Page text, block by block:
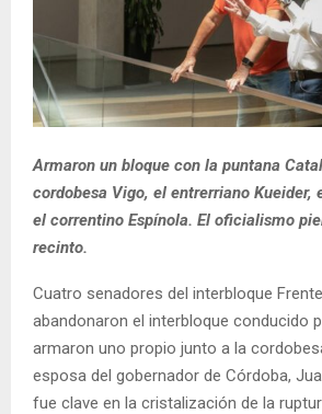
Armaron un bloque con la puntana
cordobesa Vigo, el entrerriano Kueider,
el correntino Espínola. El oficialismo
recinto.
Cuatro senadores del interbloque
abandonaron el interbloque conducido
armaron uno propio junto a la
esposa del gobernador de Córdoba,
fue clave en la cristalización de la